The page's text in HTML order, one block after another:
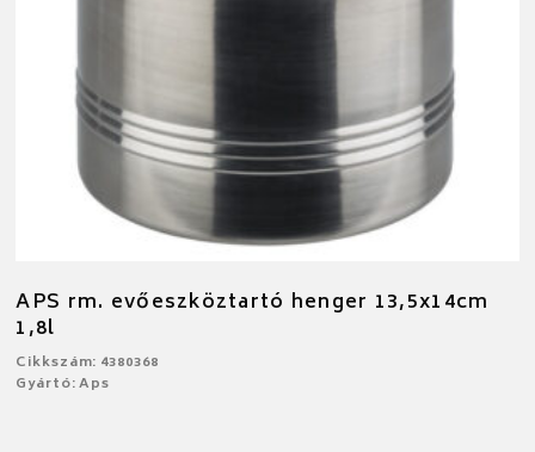
APS rm. evőeszköztartó henger 13,5x14cm
1,8l
Cikkszám: 4380368
Gyártó: Aps